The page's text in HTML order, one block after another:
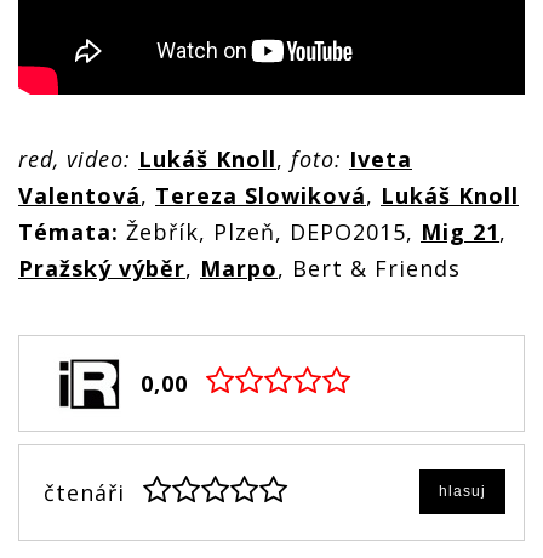
red, video: Lukáš Knoll, foto: Iveta
Valentová, Tereza Slowiková, Lukáš Knoll
Témata: Žebřík, Plzeň, DEPO2015, Mig 21,
Pražský výběr, Marpo, Bert & Friends
0,00
čtenáři hlasuj